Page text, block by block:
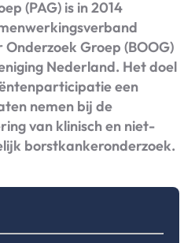
(PAG) is in 2014
Groep (BOOG)
Nederland. Het doel
een
nemen bij de
van klinisch en niet-
borstkankeronderzoek.